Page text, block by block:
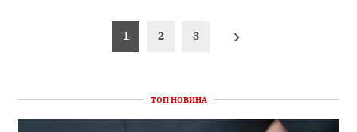
1 2 3
ТОП НОВИНА